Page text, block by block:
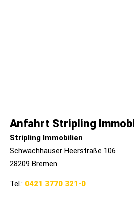
Anfahrt Stripling
Stripling Immobilien
Schwachhauser Heerstraße 106
28209 Bremen
Tel.: 0421 3770 321-0